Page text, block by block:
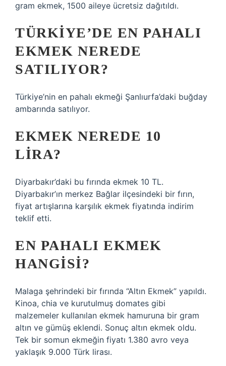
gram ekmek, 1500 aileye ücretsiz dağıtıldı.
TÜRKIYE’DE EN PAHALI
EKMEK NEREDE
SATILIYOR?
Türkiye’nin en pahalı ekmeği Şanlıurfa’daki buğday
ambarında satılıyor.
EKMEK NEREDE 10
LIRA?
Diyarbakır’daki bu fırında ekmek 10 TL.
Diyarbakır’ın merkez Bağlar ilçesindeki bir fırın,
fiyat artışlarına karşılık ekmek fiyatında indirim
teklif etti.
EN PAHALI EKMEK
HANGISI?
Malaga şehrindeki bir fırında “Altın Ekmek” yapıldı.
Kinoa, chia ve kurutulmuş domates gibi
malzemeler kullanılan ekmek hamuruna bir gram
altın ve gümüş eklendi. Sonuç altın ekmek oldu.
Tek bir somun ekmeğin fiyatı 1.380 avro veya
yaklaşık 9.000 Türk lirası.